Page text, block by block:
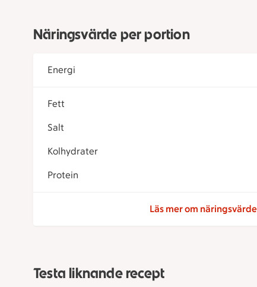
Näringsvärde per portion
Energi
Fett
Salt
Kolhydrater
Protein
Läs mer om
Testa liknande recept